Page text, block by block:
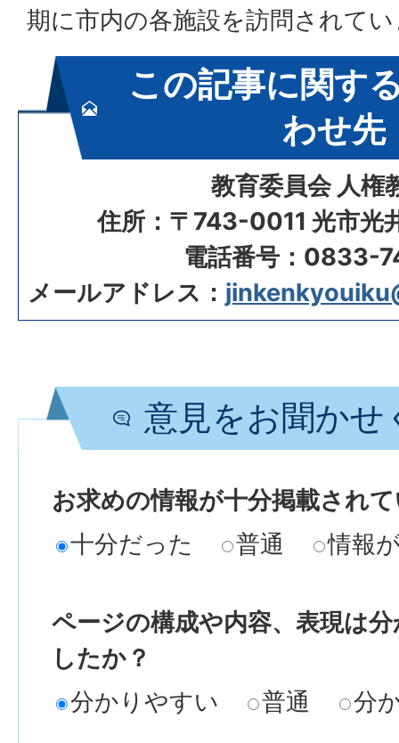
期に市内の各施設を訪問されて
この記事に関す
わせ先
教育委員会 人権
住所：〒743-0011 光市光
電話番号：0833-
メールアドレス：
意見をお聞かせ
お求めの情報が十分掲載され
十分だった
普通 情報
ページの構成や内容、表現は
したか？
分かりやすい
普通 分